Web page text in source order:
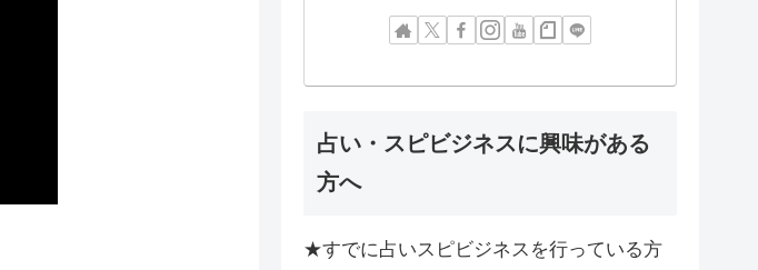
占い・スピビジネスに興味がある
方へ
★すでに占いスピビジネスを行っている方